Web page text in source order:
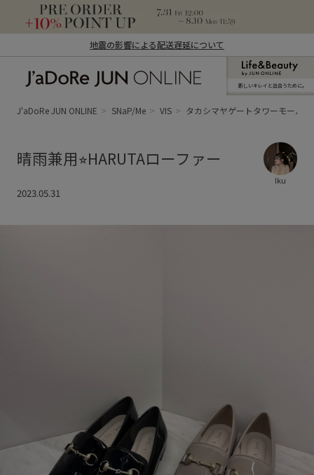
地震の影響による配送遅延について
ン オンライン）
新しいキレイと出合うために。
J'aDoRe JUN ONLINE SNaP/Me VIS タカシマヤゲートタワーモール
晴雨兼用⭐︎HARUTAローファー
Iku
2023.05.31